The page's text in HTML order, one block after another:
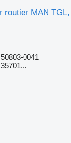
routier MAN TGL,
0041